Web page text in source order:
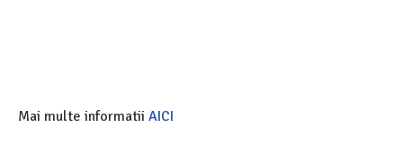
Mai multe informatii AICI